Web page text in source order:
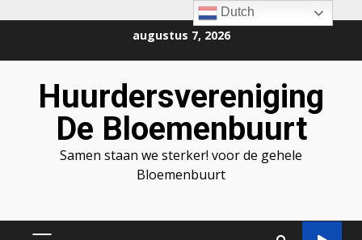
inhoud
augustus 7, 2026
Huurdersvereniging
De Bloemenbuurt
Samen staan we sterker! voor de gehele
Bloemenbuurt
Dutch